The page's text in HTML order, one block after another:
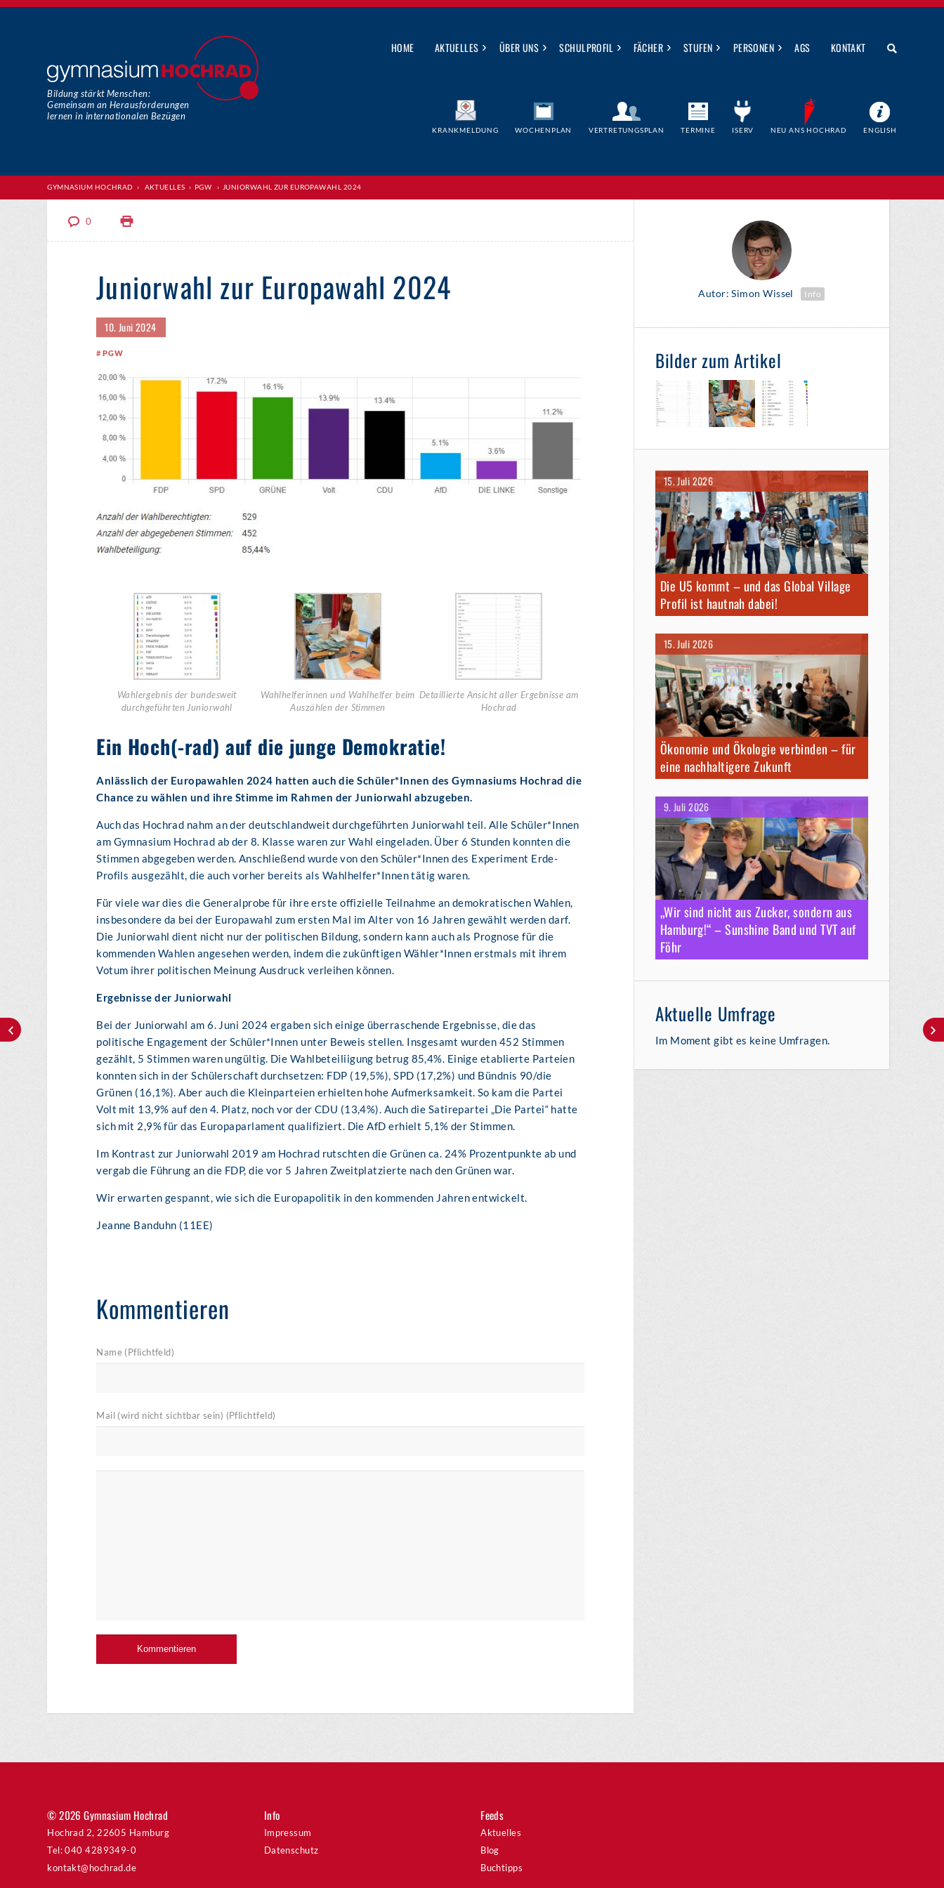
HOME AKTUELLES › ÜBER UNS › SCHULPROFIL › FÄCHER › STUFEN › PERSONEN › AGS KONTAKT
Bildung stärkt Menschen:
Gemeinsam an Herausforderungen
lernen in internationalen Bezügen
KRANKMELDUNG WOCHENPLAN VERTRETUNGSPLAN TERMINE ISERV NEU ANS HOCHRAD ENGLISH
GYMNASIUM HOCHRAD › AKTUELLES › PGW › JUNIORWAHL ZUR EUROPAWAHL 2024
0
Juniorwahl zur Europawahl 2024
10. Juni 2024
PGW
Wahlergebnis der bundesweit
durchgeführten Juniorwahl
Wahlhelferinnen und Wahlhelfer beim
Auszählen der Stimmen
Detaillierte Ansicht aller Ergebnisse am
Hochrad
Ein Hoch(-rad) auf die junge Demokratie!
Anlässlich der Europawahlen 2024 hatten auch die Schüler*Innen des Gymnasiums Hochrad die
Chance zu wählen und ihre Stimme im Rahmen der Juniorwahl abzugeben.
Auch das Hochrad nahm an der deutschlandweit durchgeführten Juniorwahl teil. Alle Schüler*Innen
am Gymnasium Hochrad ab der 8. Klasse waren zur Wahl eingeladen. Über 6 Stunden konnten die
Stimmen abgegeben werden. Anschließend wurde von den Schüler*Innen des Experiment Erde-
Profils ausgezählt, die auch vorher bereits als Wahlhelfer*Innen tätig waren.
Für viele war dies die Generalprobe für ihre erste offizielle Teilnahme an demokratischen Wahlen,
insbesondere da bei der Europawahl zum ersten Mal im Alter von 16 Jahren gewählt werden darf.
Die Juniorwahl dient nicht nur der politischen Bildung, sondern kann auch als Prognose für die
kommenden Wahlen angesehen werden, indem die zukünftigen Wähler*Innen erstmals mit ihrem
Votum ihrer politischen Meinung Ausdruck verleihen können.
Ergebnisse der Juniorwahl
Bei der Juniorwahl am 6. Juni 2024 ergaben sich einige überraschende Ergebnisse, die das
politische Engagement der Schüler*Innen unter Beweis stellen. Insgesamt wurden 452 Stimmen
gezählt, 5 Stimmen waren ungültig. Die Wahlbeteiliigung betrug 85,4%. Einige etablierte Parteien
konnten sich in der Schülerschaft durchsetzen: FDP (19,5%), SPD (17,2%) und Bündnis 90/die
Grünen (16,1%). Aber auch die Kleinparteien erhielten hohe Aufmerksamkeit. So kam die Partei
Volt mit 13,9% auf den 4. Platz, noch vor der CDU (13,4%). Auch die Satirepartei „Die Partei“ hatte
sich mit 2,9% für das Europaparlament qualifiziert. Die AfD erhielt 5,1% der Stimmen.
Im Kontrast zur Juniorwahl 2019 am Hochrad rutschten die Grünen ca. 24% Prozentpunkte ab und
vergab die Führung an die FDP, die vor 5 Jahren Zweitplatzierte nach den Grünen war.
Wir erwarten gespannt, wie sich die Europapolitik in den kommenden Jahren entwickelt.
Jeanne Banduhn (11EE)
Kommentieren
Name (Pflichtfeld)
Mail (wird nicht sichtbar sein) (Pflichtfeld)
Autor: Simon Wissel Info
Bilder zum Artikel
15. Juli 2026
Die U5 kommt – und das Global Village
Profil ist hautnah dabei!
15. Juli 2026
Ökonomie und Ökologie verbinden – für
eine nachhaltigere Zukunft
9. Juli 2026
„Wir sind nicht aus Zucker, sondern aus
Hamburg!“ – Sunshine Band und TVT auf
Föhr
Aktuelle Umfrage
Im Moment gibt es keine Umfragen.
© 2026 Gymnasium Hochrad
Hochrad 2, 22605 Hamburg
Tel: 040 4289349-0
kontakt@hochrad.de
Info
Impressum
Datenschutz
Feeds
Aktuelles
Blog
Buchtipps